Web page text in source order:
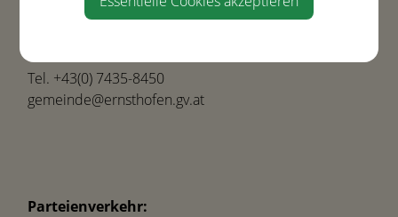
Gemeinde Ernsthofen
4432 Ernsthofen
Tel. +43(0) 7435-8450
gemeinde@ernsthofen.gv.at
Parteienverkehr: